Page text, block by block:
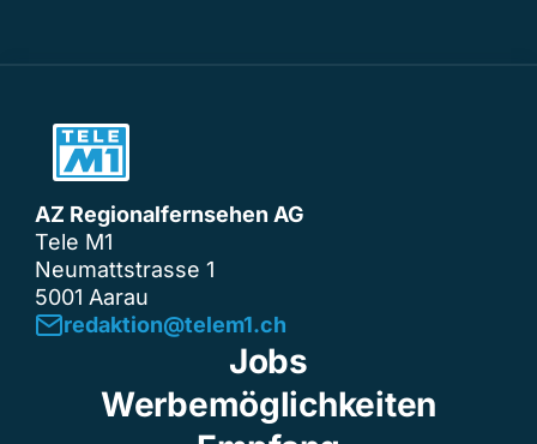
AZ Regionalfernsehen AG
Tele M1
Neumattstrasse 1
5001 Aarau
redaktion@telem1.ch
Jobs
Werbemöglichkeiten